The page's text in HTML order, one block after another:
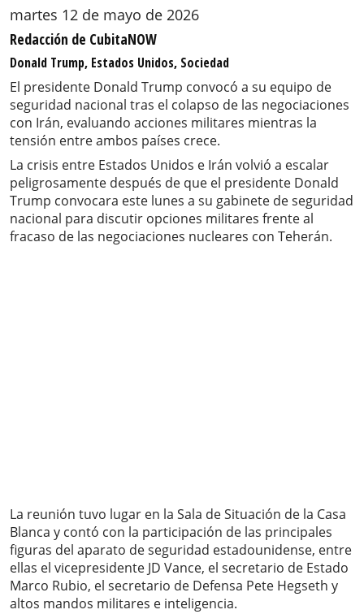
martes 12 de mayo de 2026
Redacción de CubitaNOW
Donald Trump, Estados Unidos, Sociedad
El presidente Donald Trump convocó a su equipo de
seguridad nacional tras el colapso de las negociaciones
con Irán, evaluando acciones militares mientras la
tensión entre ambos países crece.
La crisis entre Estados Unidos e Irán volvió a escalar
peligrosamente después de que el presidente Donald
Trump convocara este lunes a su gabinete de seguridad
nacional para discutir opciones militares frente al
fracaso de las negociaciones nucleares con Teherán.
La reunión tuvo lugar en la Sala de Situación de la Casa
Blanca y contó con la participación de las principales
figuras del aparato de seguridad estadounidense, entre
ellas el vicepresidente JD Vance, el secretario de Estado
Marco Rubio, el secretario de Defensa Pete Hegseth y
altos mandos militares e inteligencia.